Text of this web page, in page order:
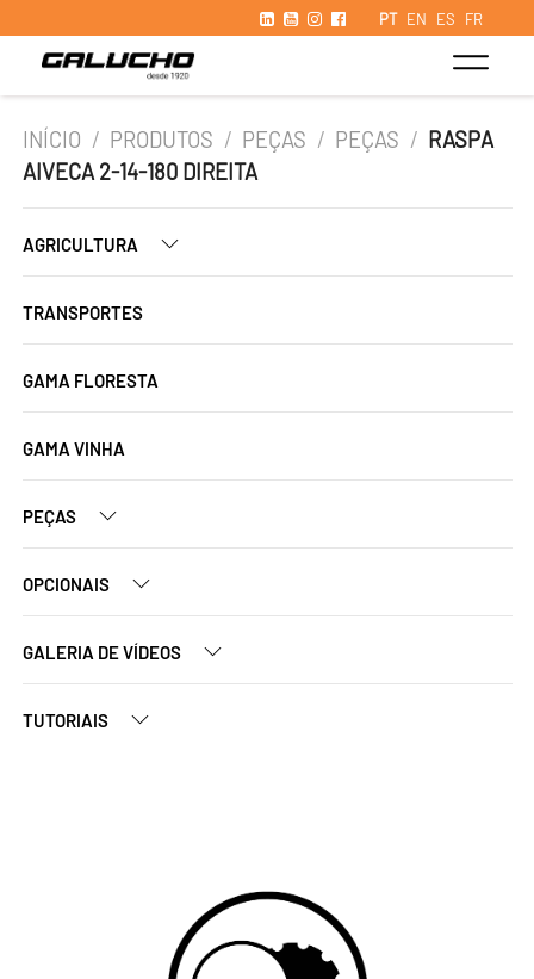
PT EN ES FR
INÍCIO / PRODUTOS / PEÇAS / PEÇAS / RASPA
AIVECA 2-14-180 DIREITA
AGRICULTURA
TRANSPORTES
GAMA FLORESTA
GAMA VINHA
PEÇAS
OPCIONAIS
GALERIA DE VÍDEOS
TUTORIAIS